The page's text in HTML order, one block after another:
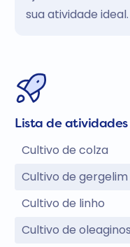
sua atividade ideal.
Lista de atividades
Cultivo de colza
Cultivo de gergelim
Cultivo de linho
Cultivo de